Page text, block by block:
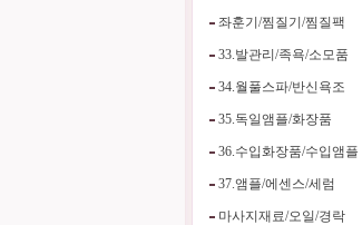
좌훈기/찜질기/찜질팩
33.발관리/족욕/소모품
34.월풀스파/반신욕조
35.독일앰플/화장품
36.수입화장품/수입앰플
37.앰플/에센스/세럼
마사지재료/오일/경락